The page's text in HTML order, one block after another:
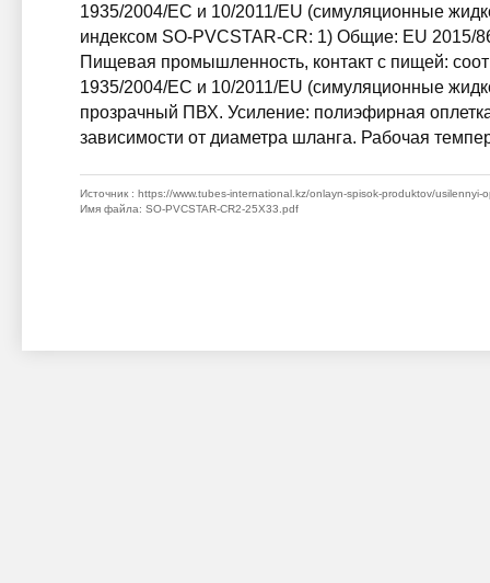
1935/2004/EC и 10/2011/EU (симуляционные
индексом SO-PVCSTAR-CR: 1) Общие: EU 2015/
Пищевая промышленность, контакт с пищей:
1935/2004/EC и 10/2011/EU (симуляционные
прозрачный ПВХ. Усиление: полиэфирная
зависимости от диаметра шланга. Рабочая
Источник : https://www.tubes-international.kz/onlayn-spisok-produktov/
Имя файла: SO-PVCSTAR-CR2-25X33.pdf